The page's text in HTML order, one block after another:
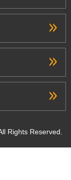
All Rights Reserved.